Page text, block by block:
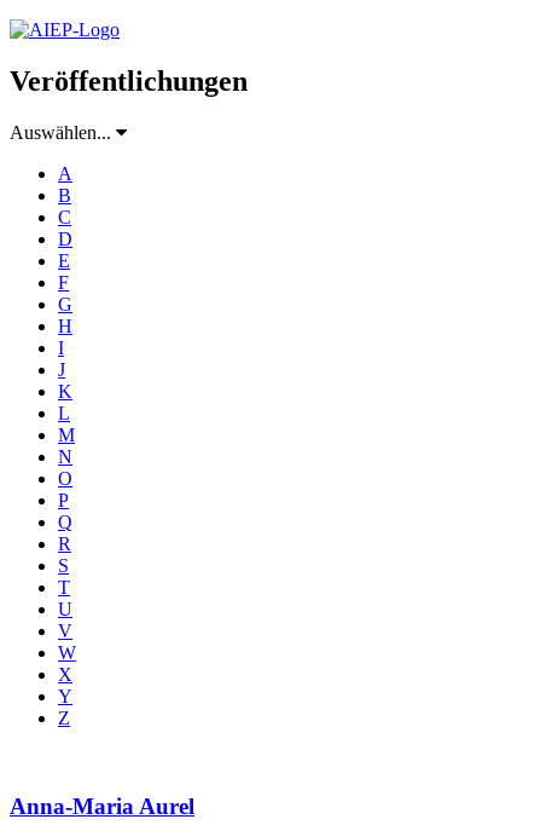
Veröffentlichungen
Auswählen...
A
B
C
D
E
F
G
H
I
J
K
L
M
N
O
P
Q
R
S
T
U
V
W
X
Y
Z
Anna-Maria Aurel